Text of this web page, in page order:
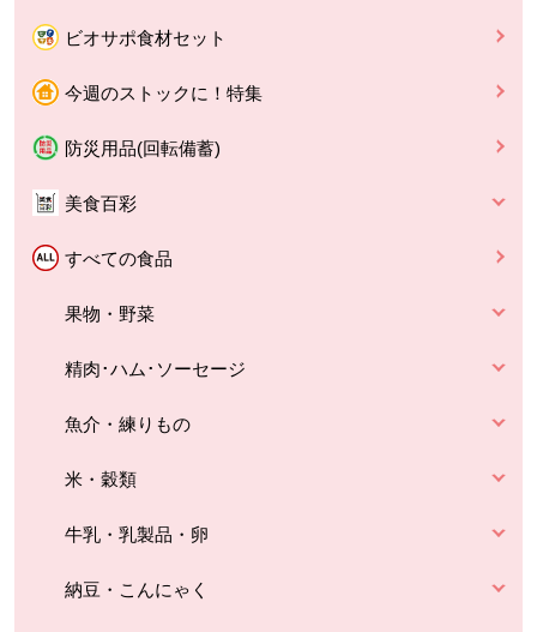
ビオサポ食材セット
今週のストックに！特集
防災用品(回転備蓄)
美食百彩
すべての食品
果物・野菜
精肉･ハム･ソーセージ
魚介・練りもの
米・穀類
牛乳・乳製品・卵
納豆・こんにゃく